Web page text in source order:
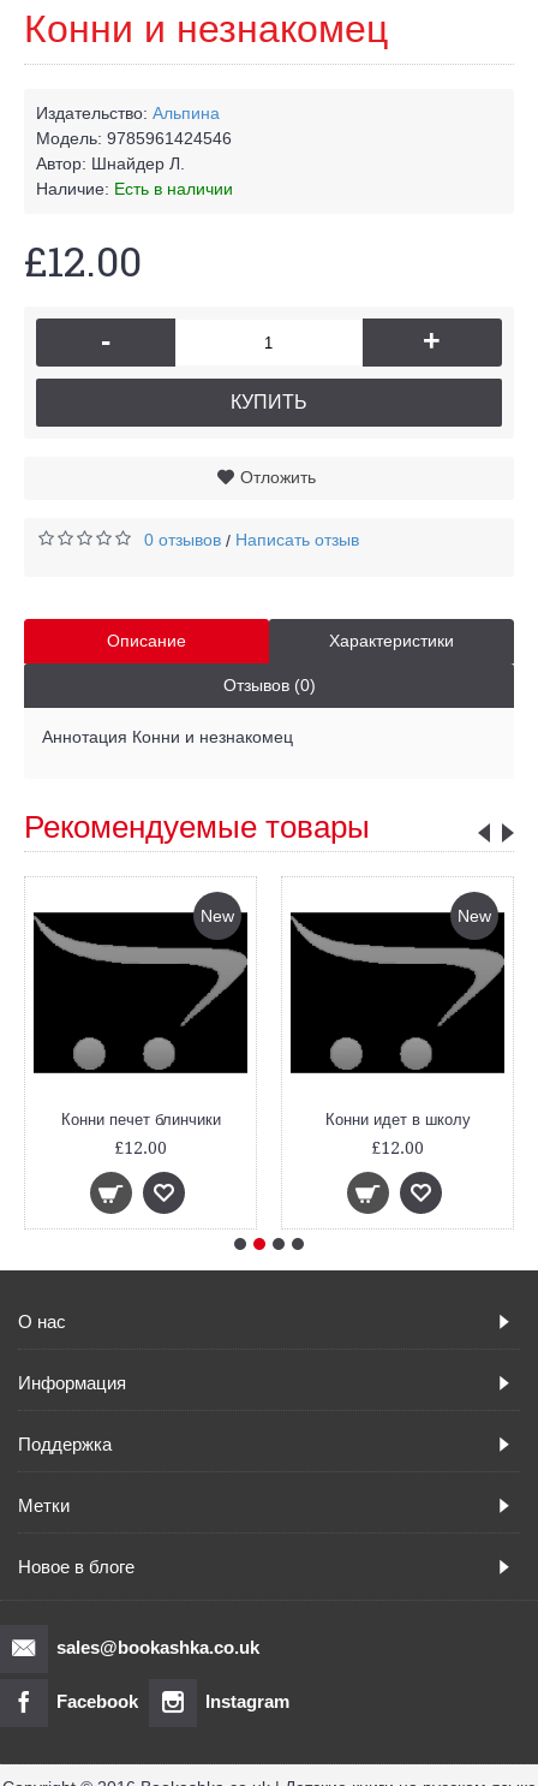
Конни и незнакомец
Издательство: Альпина
Модель: 9785961424546
Автор: Шнайдер Л.
Наличие: Есть в наличии
£12.00
- +
КУПИТЬ
Отложить
0 отзывов / Написать отзыв
Описание Характеристики
Отзывов (0)
Аннотация Конни и незнакомец
Рекомендуемые товары
New
Конни печет блинчики
£12.00
New
Конни идет в школу
£12.00
О нас
Информация
Поддержка
Метки
Новое в блоге
sales@bookashka.co.uk
Facebook Instagram